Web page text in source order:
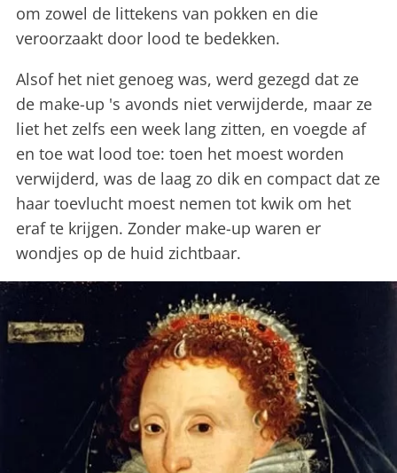
om zowel de littekens van pokken en die
veroorzaakt door lood te bedekken.
Alsof het niet genoeg was, werd gezegd dat ze
de make-up 's avonds niet verwijderde, maar ze
liet het zelfs een week lang zitten, en voegde af
en toe wat lood toe: toen het moest worden
verwijderd, was de laag zo dik en compact dat ze
haar toevlucht moest nemen tot kwik om het
eraf te krijgen. Zonder make-up waren er
wondjes op de huid zichtbaar.